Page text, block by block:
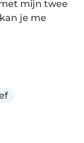
mijn twee
je me